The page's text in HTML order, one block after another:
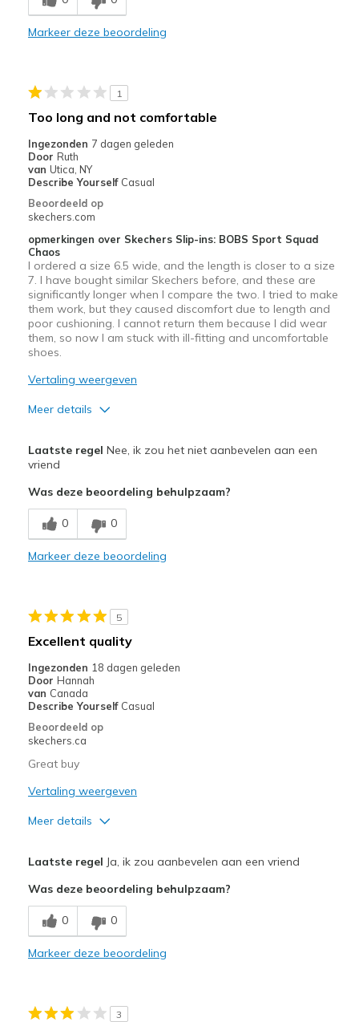
Stylish
Travel
Width
Feels true to width
Sizing
View On Shoes
Shoes are for Wearing
Markeer deze beoordeling
1
Too long and not comfortable
Ingezonden 7 dagen geleden
Door Ruth
van Utica, NY
Describe Yourself Casual
Beoordeeld op
skechers.com
opmerkingen over Skechers Slip-ins: BOBS Sport Squad
Chaos
I ordered a size 6.5 wide, and the length is closer to a size
7. I have bought similar Skechers before, and these are
significantly longer when I compare the two. I tried to make
them work, but they caused discomfort due to length and
poor cushioning. I cannot return them because I did wear
them, so now I am stuck with ill-fitting and uncomfortable
shoes.
Vertaling weergeven
Meer details
Need Break In
Poor Cushioning
Beste toepassingen
Casual Wear
Sizing
Feels half size too big
View On Shoes
Shoes are for Wearing
Laatste regel Nee, ik zou het niet aanbevelen aan een
vriend
Was deze beoordeling behulpzaam?
0 0
Markeer deze beoordeling
5
Excellent quality
Ingezonden 18 dagen geleden
Door Hannah
van Canada
Describe Yourself Casual
Beoordeeld op
skechers.ca
Great buy
Vertaling weergeven
Meer details
Breathe Well
Comfortable
Laatste regel Ja, ik zou aanbevelen aan een vriend
Was deze beoordeling behulpzaam?
0 0
Markeer deze beoordeling
3